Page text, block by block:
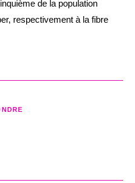
de la population
respectivement à la fibre